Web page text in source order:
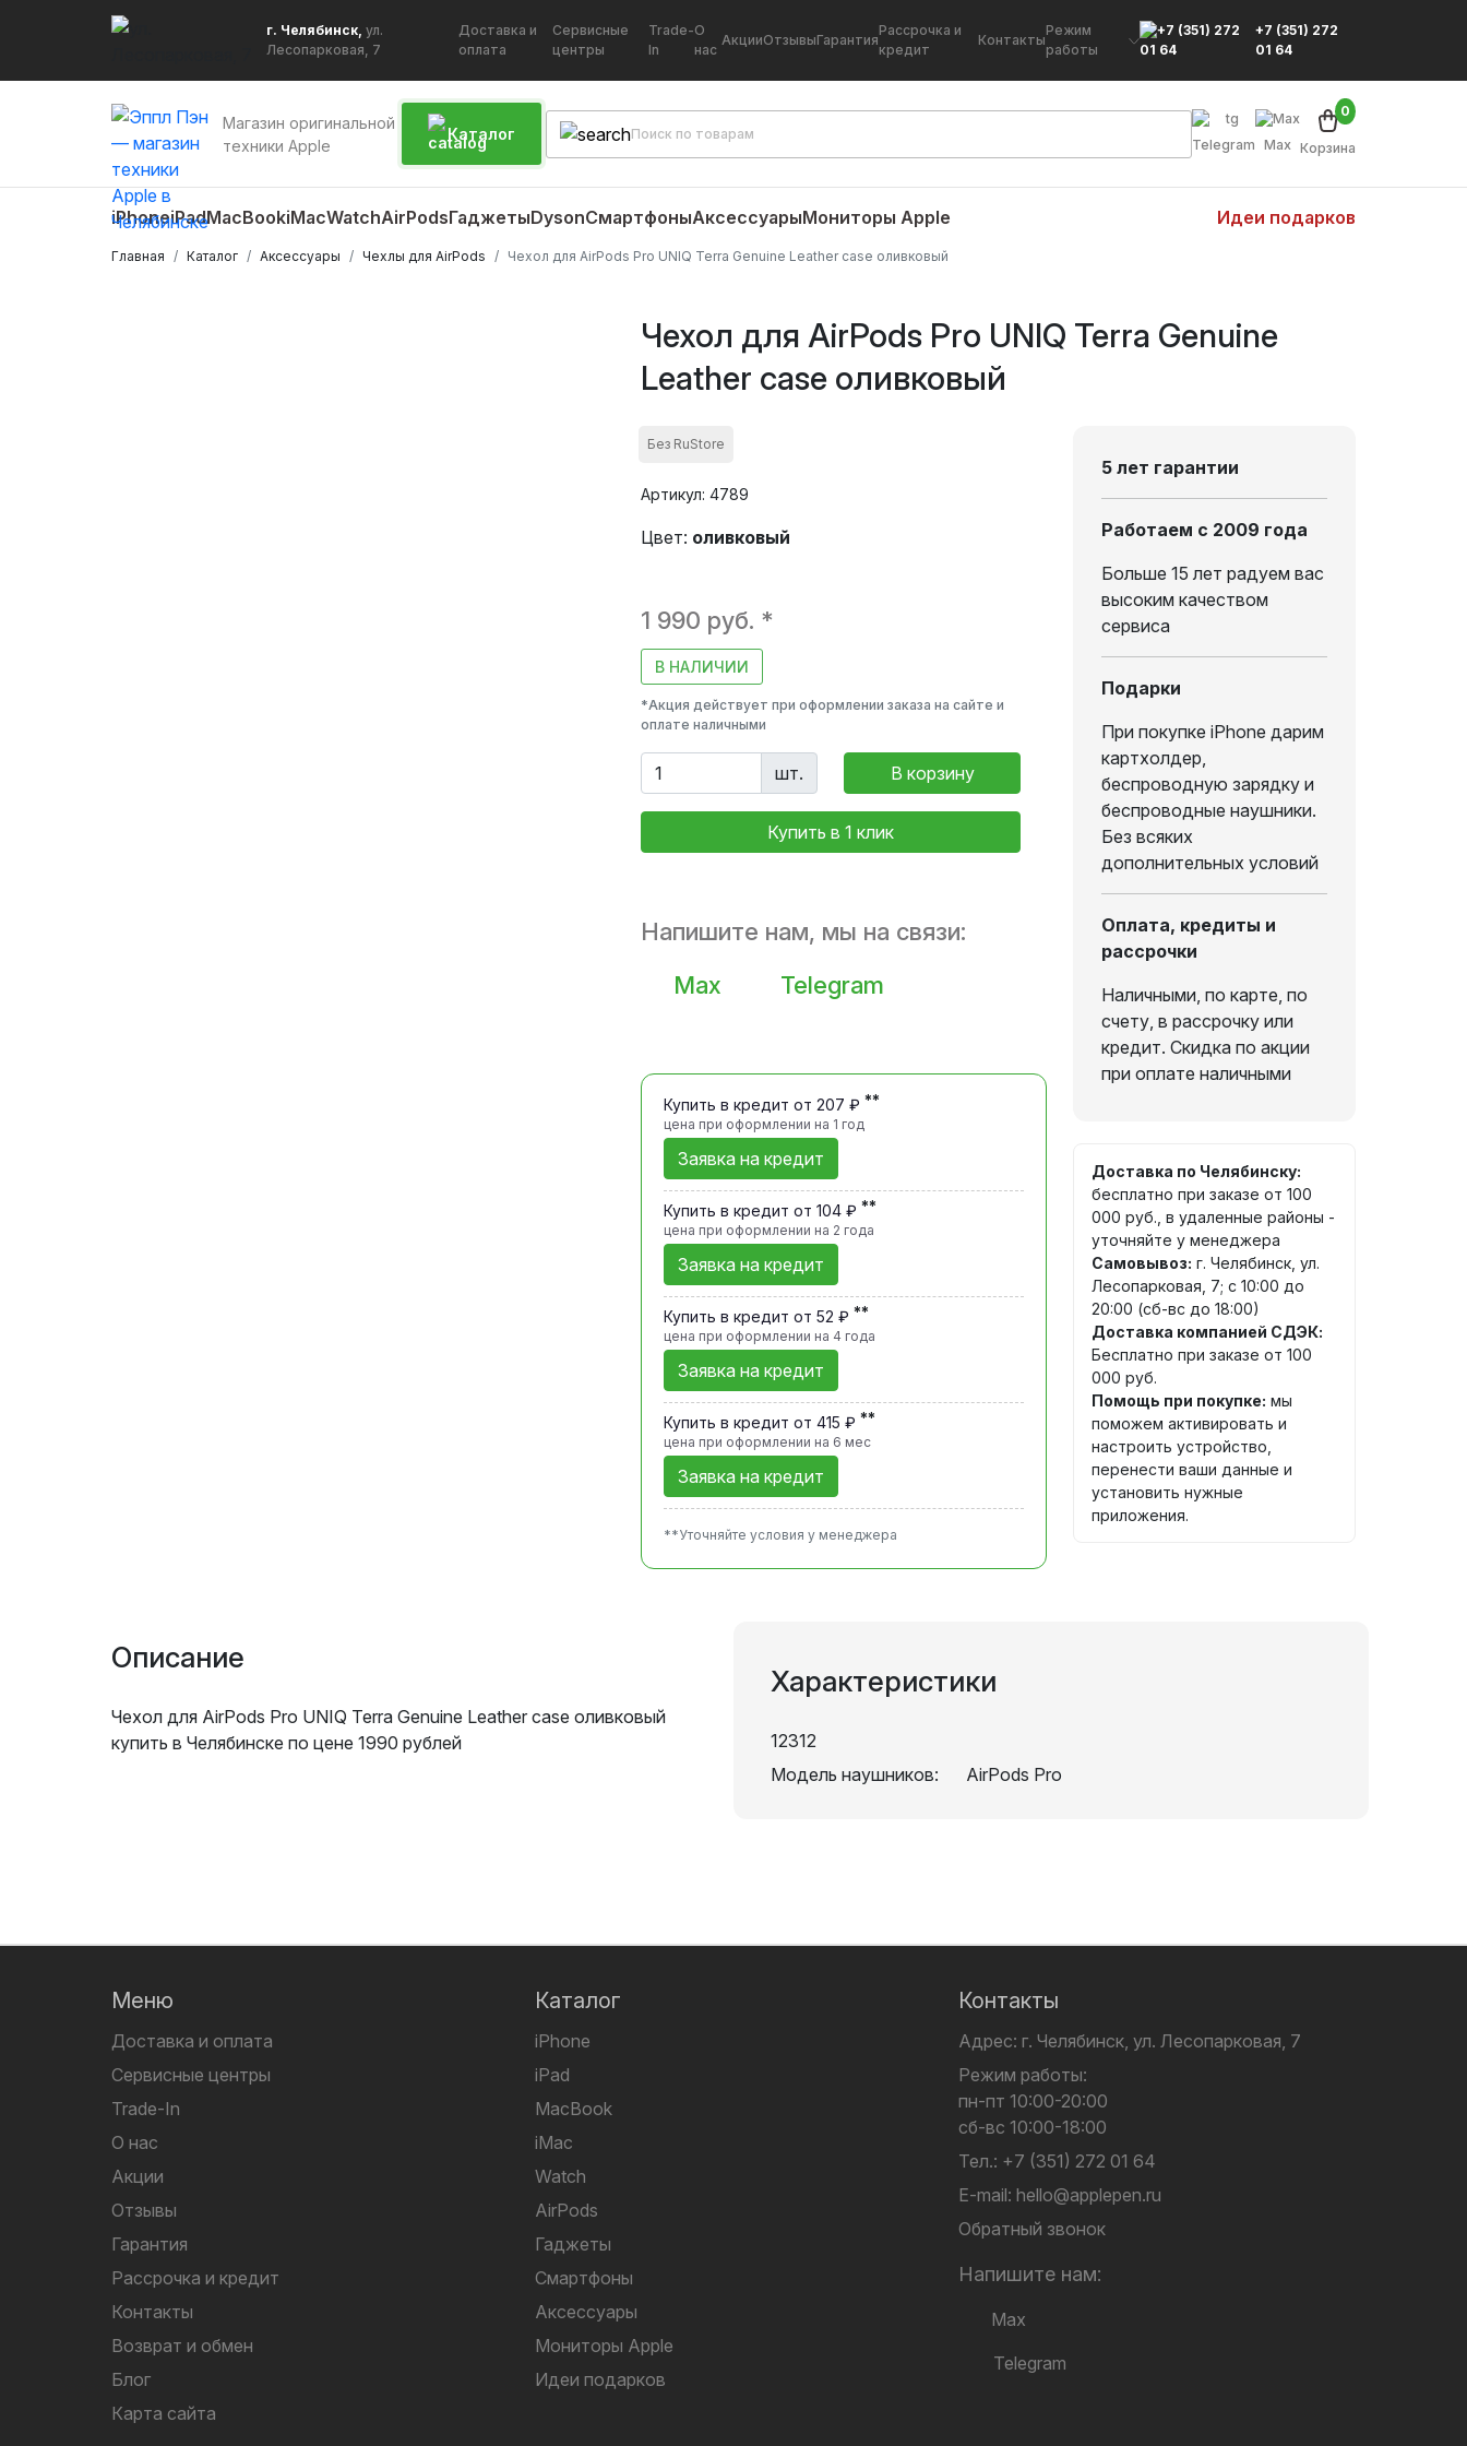
г. Челябинск, ул.
Лесопарковая, 7
Доставка и
оплата
Сервисные
центры
Trade-
In
О
нас
АкцииОтзывыГарантия
Рассрочка и
кредит
Контакты
Режим
работы
+7 (351) 272
01 64
Магазин оригинальной
техники Apple
Каталог
Telegram Max Корзина
0
iPhoneiPadMacBookiMacWatchAirPodsГаджетыDysonСмартфоныАксессуарыМониторы Apple Идеи подарков
Главная Каталог Аксессуары Чехлы для AirPods Чехол для AirPods Pro UNIQ Terra Genuine Leather case оливковый
Чехол для AirPods Pro UNIQ Terra Genuine
Leather case оливковый
Без RuStore
Артикул: 4789
Цвет: оливковый
1 990 руб. *
В НАЛИЧИИ
*Акция действует при оформлении заказа на сайте и
оплате наличными
шт. В корзину
Купить в 1 клик
Напишите нам, мы на связи:
Max
Telegram
Купить в кредит от 207 ₽ **
цена при оформлении на 1 год
Заявка на кредит
Купить в кредит от 104 ₽ **
цена при оформлении на 2 года
Заявка на кредит
Купить в кредит от 52 ₽ **
цена при оформлении на 4 года
Заявка на кредит
Купить в кредит от 415 ₽ **
цена при оформлении на 6 мес
Заявка на кредит
**Уточняйте условия у менеджера
5 лет гарантии
Работаем с 2009 года
Больше 15 лет радуем вас
высоким качеством
сервиса
Подарки
При покупке iPhone дарим
картхолдер,
беспроводную зарядку и
беспроводные наушники.
Без всяких
дополнительных условий
Оплата, кредиты и
рассрочки
Наличными, по карте, по
счету, в рассрочку или
кредит. Скидка по акции
при оплате наличными
Доставка по Челябинску:
бесплатно при заказе от 100
000 руб., в удаленные районы -
уточняйте у менеджера
Самовывоз: г. Челябинск, ул.
Лесопарковая, 7; с 10:00 до
20:00 (сб-вс до 18:00)
Доставка компанией СДЭК:
Бесплатно при заказе от 100
000 руб.
Помощь при покупке: мы
поможем активировать и
настроить устройство,
перенести ваши данные и
установить нужные
приложения.
Описание
Чехол для AirPods Pro UNIQ Terra Genuine Leather case оливковый
купить в Челябинске по цене 1990 рублей
Характеристики
12312
Модель наушников:
AirPods Pro
Меню
Доставка и оплата
Сервисные центры
Trade-In
О нас
Акции
Отзывы
Гарантия
Рассрочка и кредит
Контакты
Возврат и обмен
Блог
Карта сайта
Каталог
iPhone
iPad
MacBook
iMac
Watch
AirPods
Гаджеты
Смартфоны
Аксессуары
Мониторы Apple
Идеи подарков
Контакты
Адрес: г. Челябинск, ул. Лесопарковая, 7
Режим работы:
пн-пт 10:00-20:00
сб-вс 10:00-18:00
Тел.: +7 (351) 272 01 64
E-mail: hello@applepen.ru
Обратный звонок
Напишите нам:
Max
Telegram